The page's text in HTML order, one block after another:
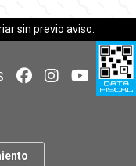
sin previo aviso.